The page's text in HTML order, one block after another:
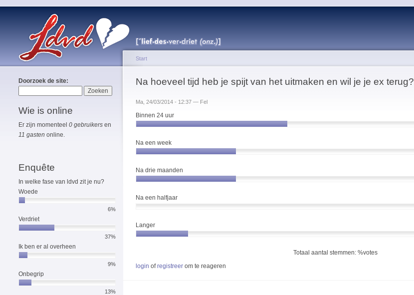
Doorzoek de site:
Wie is online
Er zijn momenteel 0 gebruikers en
11 gasten online.
Enquête
In welke fase van ldvd zit je nu?
Woede
6%
Verdriet
37%
Ik ben er al overheen
9%
Onbegrip
13%
Start
Na hoeveel tijd heb je spijt van het uitmaken en wil je je ex terug?
Ma, 24/03/2014 - 12:37 — Fel
Binnen 24 uur
Na een week
Na drie maanden
Na een halfjaar
Langer
Totaal aantal stemmen: %votes
login ofregistreer om te reageren